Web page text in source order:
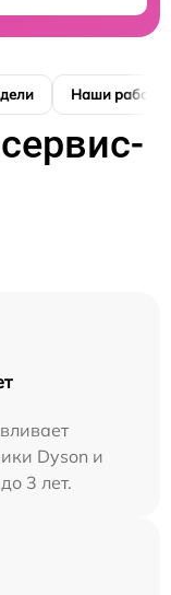
Наши работы
Dyson и
3 лет.